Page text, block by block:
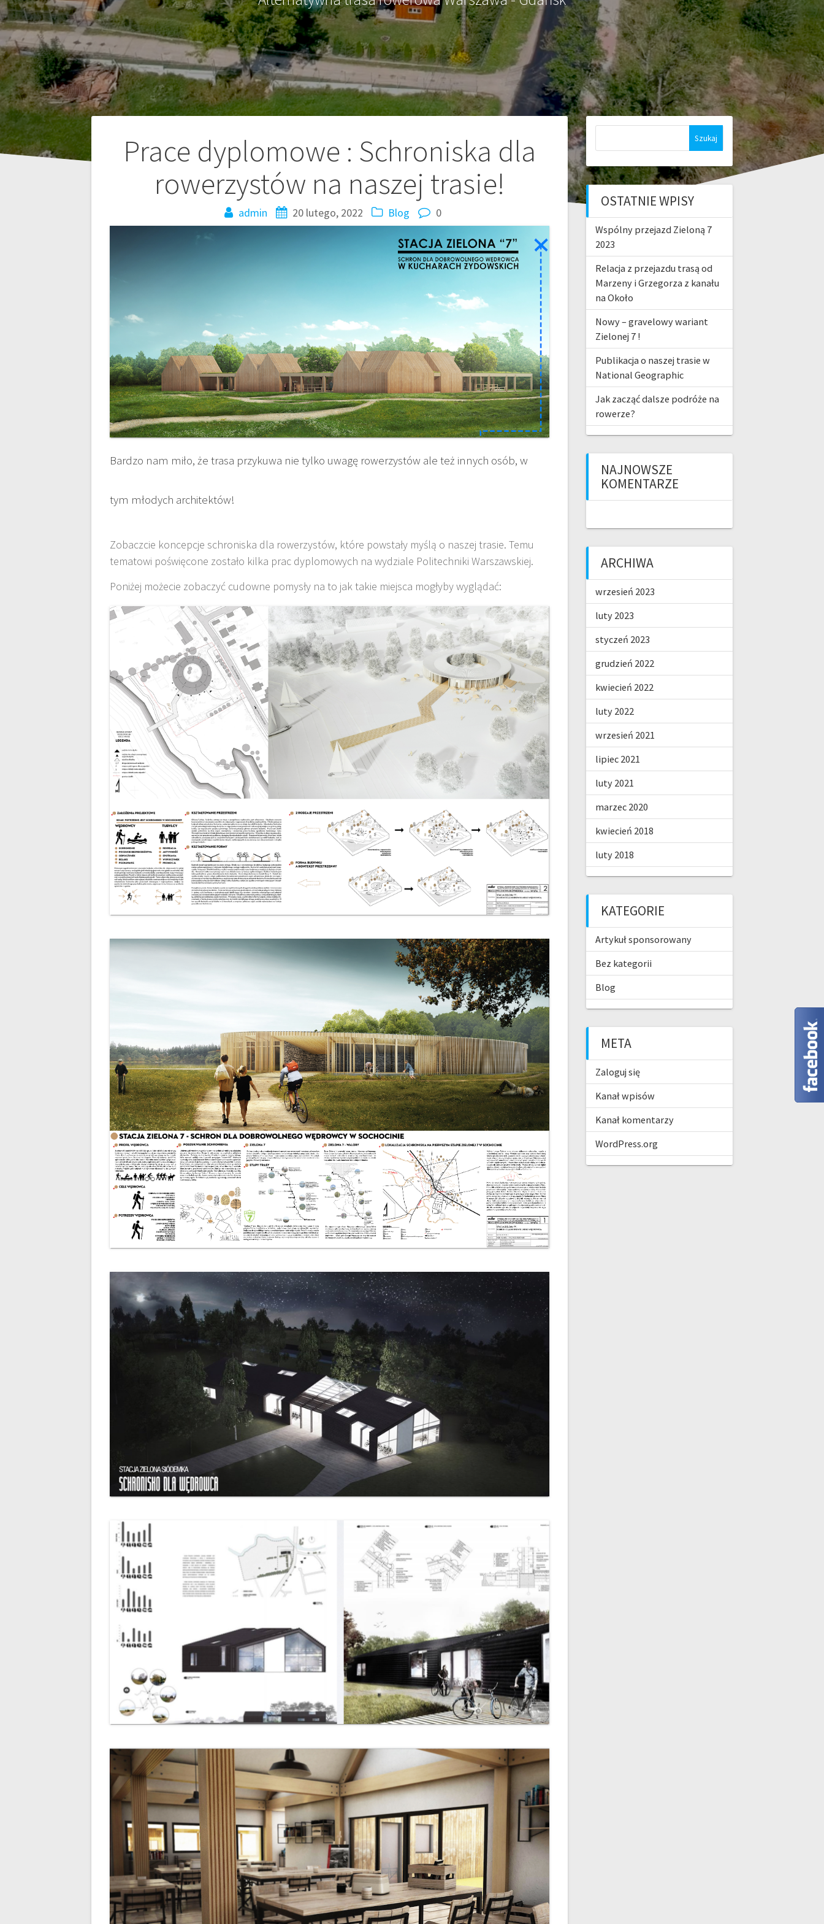
Prace dyplomowe : Schroniska dla
rowerzystów na naszej trasie!
admin 20 lutego, 2022 Blog 0
Bardzo nam miło, że trasa przykuwa nie tylko uwagę rowerzystów ale też innych osób, w
tym młodych architektów!
Zobaczcie koncepcje schroniska dla rowerzystów, które powstały myślą o naszej trasie. Temu
tematowi poświęcone zostało kilka prac dyplomowych na wydziale Politechniki Warszawskiej.
Poniżej możecie zobaczyć cudowne pomysły na to jak takie miejsca mogłyby wyglądać:
Nawigacja
wpisu
OSTATNIE WPISY
Wspólny przejazd Zieloną 7
2023
Relacja z przejazdu trasą od
Marzeny i Grzegorza z kanału
na Około
Nowy – gravelowy wariant
Zielonej 7 !
Publikacja o naszej trasie w
National Geographic
Jak zacząć dalsze podróże na
rowerze?
NAJNOWSZE
KOMENTARZE
ARCHIWA
wrzesień 2023
luty 2023
styczeń 2023
grudzień 2022
kwiecień 2022
luty 2022
wrzesień 2021
lipiec 2021
luty 2021
marzec 2020
kwiecień 2018
luty 2018
KATEGORIE
Artykuł sponsorowany
Bez kategorii
Blog
META
Zaloguj się
Kanał wpisów
Kanał komentarzy
WordPress.org